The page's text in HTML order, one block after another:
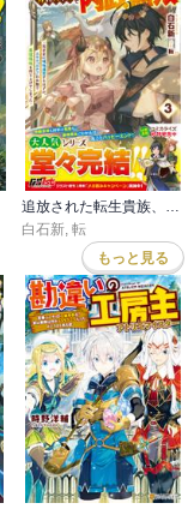
白石新 転
もっと見る